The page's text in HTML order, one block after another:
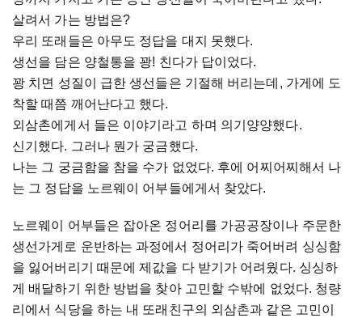
살려서 가는 방법은?
우리 또래들은 아무도 정답을 대지 못했다.
생선을 담은 양철통을 꽝! 친다가 답이었다.
꽝 치면 성질이 급한 생선들은 기절해 버리는데, 가게에 도
착할 때쯤 깨어난다고 했다.
외삼촌에게서 들은 이야기라고 하며 의기양양했다.
신기했다. 그러나 뭔가 궁금했다.
나는 그 궁금함을 참을 수가 없었다. 후에 어찌어찌해서 나
는 그 정답을 노르웨이 어부들에게서 찾았다.
노르웨이 어부들은 잡아온 정어리를 가공공장이나 주문한
생선가게로 운반하는 과정에서 정어리가 죽어버려 싱싱함
을 잃어버리기 때문에 제값을 다 받기가 어려웠다. 싱싱하
게 배달하기 위한 방법을 찾아 고민할 수밖에 없었다. 청량
리에서 식당을 하는 내 또래친구의 외삼촌과 같은 고민이